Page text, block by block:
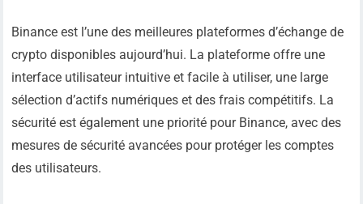
Binance est l’une des meilleures plateformes d’échange de
crypto disponibles aujourd’hui. La plateforme offre une
interface utilisateur intuitive et facile à utiliser, une large
sélection d’actifs numériques et des frais compétitifs. La
sécurité est également une priorité pour Binance, avec des
mesures de sécurité avancées pour protéger les comptes
des utilisateurs.